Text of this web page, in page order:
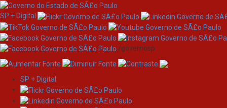
SP + Digital
/governosp
SP + Digital